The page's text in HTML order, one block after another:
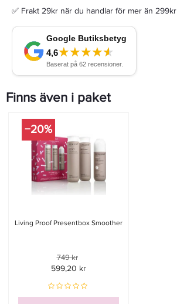
✅ Frakt 29kr när du handlar för mer än 299kr
Finns även i paket
−20%
Living Proof Presentbox Smoother
749 kr
599,20 kr